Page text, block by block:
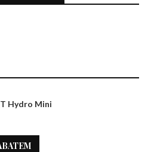
Hydro Mini